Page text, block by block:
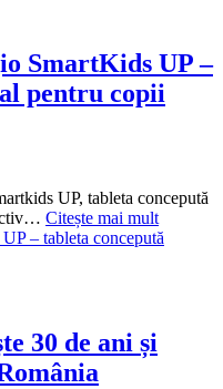
SmartKids UP –
pentru copii
UP, tableta concepută
Citește mai mult
– tableta concepută
30 de ani și